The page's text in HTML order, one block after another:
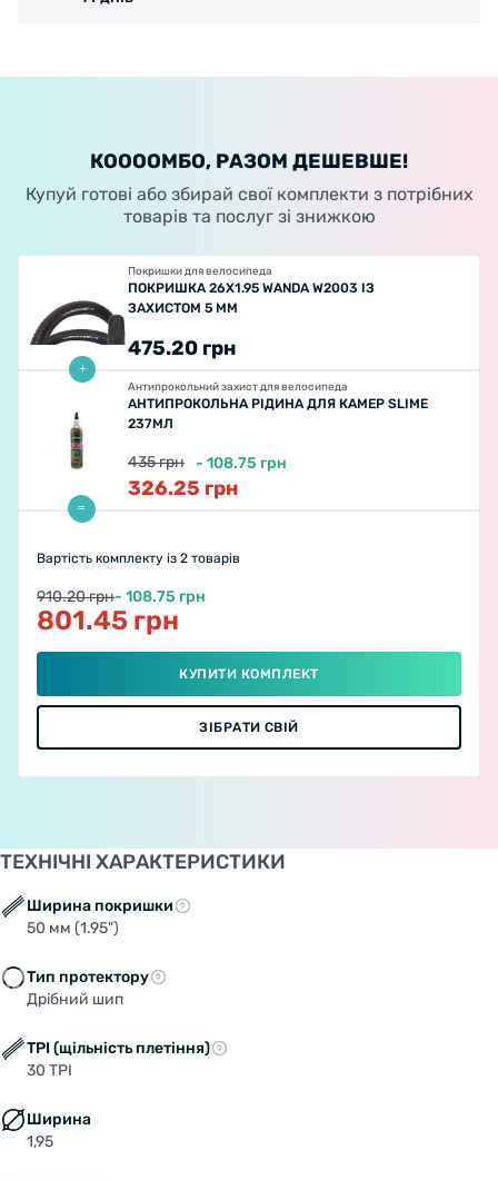
КООООМБО, РАЗОМ ДЕШЕВШЕ!
Купуй готові або збирай свої комплекти з потрібних
товарів та послуг зі знижкою
Покришки для велосипеда
ПОКРИШКА 26X1.95 WANDA W2003 ІЗ
ЗАХИСТОМ 5 ММ
475.20 грн
Антипрокольний захист для велосипеда
АНТИПРОКОЛЬНА РІДИНА ДЛЯ КАМЕР SLIME
237МЛ
435грн - 108.75 грн
326.25 грн
Вартість комплекту із 2 товарів
910.20 грн- 108.75 грн
801.45 грн
КУПИТИ КОМПЛЕКТ
ЗІБРАТИ СВІЙ
ТЕХНІЧНІ ХАРАКТЕРИСТИКИ
Ширина покришки
50 мм (1.95")
Тип протектору
Дрібний шип
TPI (щільність плетіння)
30 TPI
Ширина
1,95